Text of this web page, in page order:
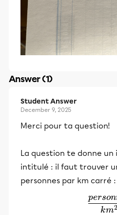
Answer (1)
Student Answer
December 9, 2025
Merci pour ta question!
La question te donne un
intitulé : il faut trouver
personnes par km carré :
km2
perso